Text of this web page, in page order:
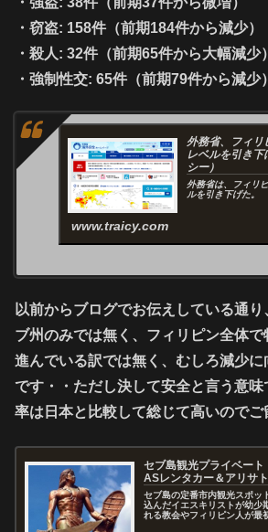
・ 窃盗: 158件（前期184件から減少）
・ 殺人: 32件（前期65件から大幅減少）
・ 強制性交: 65件（前期79件から減少）
外務省、フィリ
レベルを引き
シー）
外務省は、フィリ
ルを引き下げた。
www.traicy.com
以前からブログでお伝えしている通
ブ州のみでは無く、フィリピン全体
進んでいる訳では無く、むしろ減少
です・・ただし決して安全と言う意
率は日本と比較して総じて高いのでご
セブ島観光プライベート
ASレンタカー＆アリサ
セブ島の定番市内観光スポッ
込んだイエスキリストが幼少
れる教会やフィリピン人が最